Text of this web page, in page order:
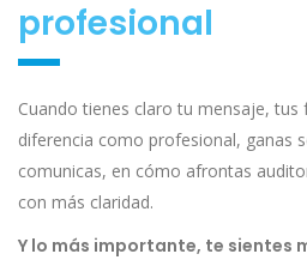
profesional
Cuando tienes claro tu mensaje,
diferencia como profesional, ganas
comunicas, en cómo afrontas
con más claridad.
Y lo más importante, te sientes